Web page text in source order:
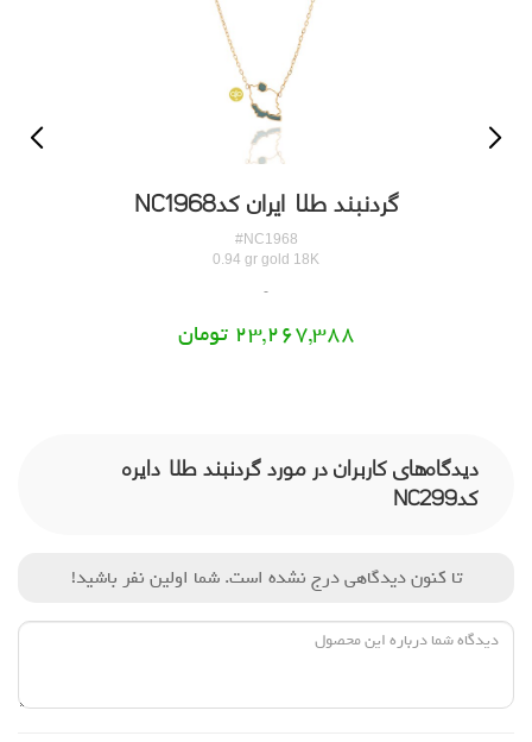
گردنبند طلا ایران کدNC1968
#NC1968
0.94 gr gold 18K
23,267,388 تومان
دیدگاه‌های کاربران در مورد گردنبند طلا دایره
کدNC299
تا کنون دیدگاهی درج نشده است. شما اولین نفر باشید!